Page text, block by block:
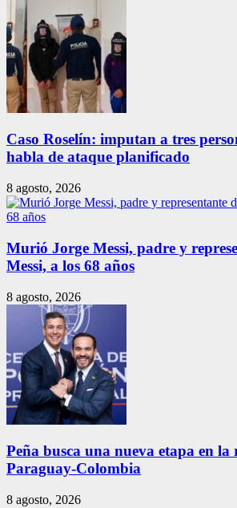
Caso Roselín: imputan a tres
habla de ataque planificado
8 agosto, 2026
Murió Jorge Messi, padre y
Messi, a los 68 años
8 agosto, 2026
Peña busca una nueva etapa en la
Paraguay-Colombia
8 agosto, 2026